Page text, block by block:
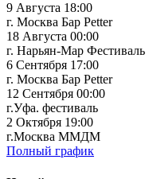
9 Августа 18:00
г. Москва Бар Petter
18 Августа 00:00
г. Нарьян-Мар Фестиваль
6 Сентября 17:00
г. Москва Бар Petter
12 Сентября 00:00
г.Уфа. фестиваль
2 Октября 19:00
г.Москва ММДМ
Полный график